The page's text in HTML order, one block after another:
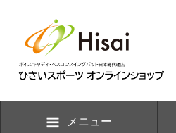
メニュー